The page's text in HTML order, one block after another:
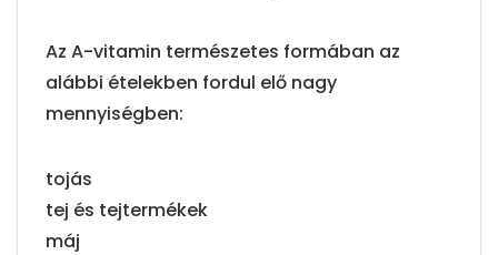
Az A-vitamin természetes formában az
alábbi ételekben fordul elő nagy
mennyiségben:
tojás
tej és tejtermékek
máj